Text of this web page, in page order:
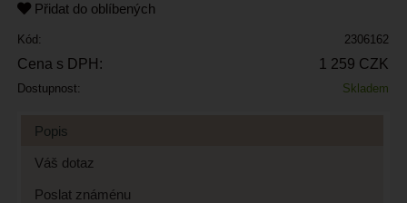
Přidat do oblíbených
Kód: 2306162
Cena s DPH: 1 259 CZK
Dostupnost: Skladem
Popis
Váš dotaz
Poslat známénu